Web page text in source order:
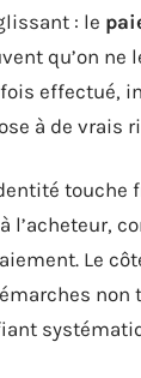
: le
qu’on ne
effectué,
à de vrais
l’acheteur,
Le